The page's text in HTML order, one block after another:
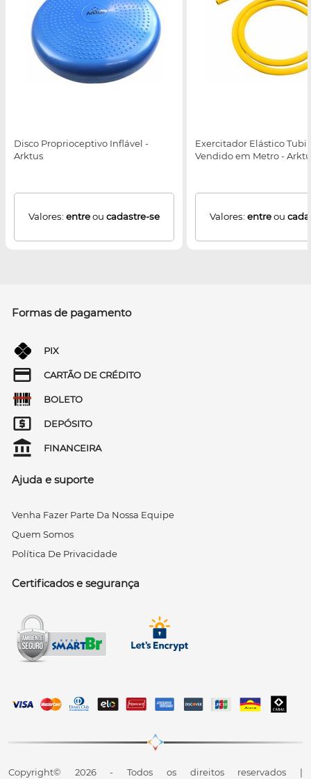
Disco Proprioceptivo Inflável -
Arktus
Valores: entreou cadastre-se
Exercitador Elástico
Vendido em Metro -
Valores: entreou
Formas de pagamento
PIX
CARTÃO DE CRÉDITO
BOLETO
DEPÓSITO
FINANCEIRA
Ajuda e suporte
Venha Fazer Parte Da Nossa Equipe
Quem Somos
Política De Privacidade
Certificados e segurança
Copyright© 2026 - Todos os direitos reservados |